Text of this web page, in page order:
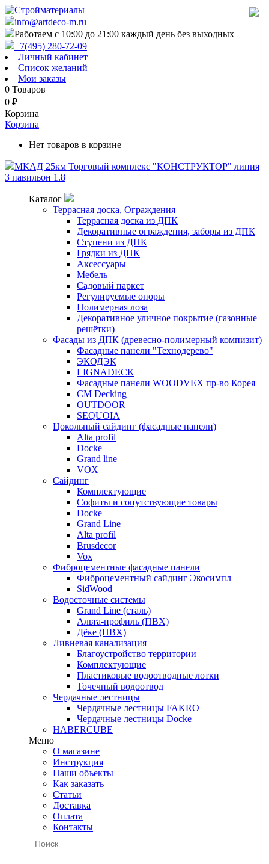
info@artdeco-m.ru
Работаем с 10:00 до 21:00 каждый день без выходных
+7(495) 280-72-09
Личный кабинет
Список желаний
Мои заказы
0 Товаров
0 ₽
Корзина
Корзина
Нет товаров в корзине
МКАД 25км Торговый комплекс "КОНСТРУКТОР" линия
З павильон 1.8
Каталог
Террасная доска, Ограждения
Террасная доска из ДПК
Декоративные ограждения, заборы из ДПК
Ступени из ДПК
Грядки из ДПК
Аксессуары
Мебель
Садовый паркет
Регулируемые опоры
Полимерная лоза
Декоративное уличное покрытие (газонные
решётки)
Фасады из ДПК (древесно-полимерный компизит)
Фасадные панели "Технодерево"
ЭКОДЭК
LIGNADECK
Фасадные панели WOODVEX пр-во Корея
CM Decking
OUTDOOR
SEQUOIA
Цокольный сайдинг (фасадные панели)
Alta profil
Docke
Grand line
VOX
Сайдинг
Комплектующие
Софиты и сопутствующие товары
Docke
Grand Line
Alta profil
Brusdecor
Vox
Фиброцементные фасадные панели
Фиброцементный сайдинг Экосимпл
SidWood
Водосточные системы
Grand Line (сталь)
Альта-профиль (ПВХ)
Дёке (ПВХ)
Ливневая канализация
Благоустройство территории
Комплектующие
Пластиковые водоотводные лотки
Точечный водоотвод
Чердачные лестницы
Чердачные лестницы FAKRO
Чердачные лестницы Docke
HABERCUBE
Меню
О магазине
Инструкция
Наши объекты
Как заказать
Статьи
Доставка
Оплата
Контакты